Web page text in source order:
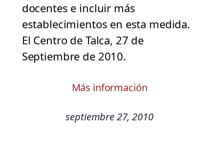
docentes e incluir más
establecimientos en esta medida.
El Centro de Talca, 27 de
Septiembre de 2010.
Más información
septiembre 27, 2010